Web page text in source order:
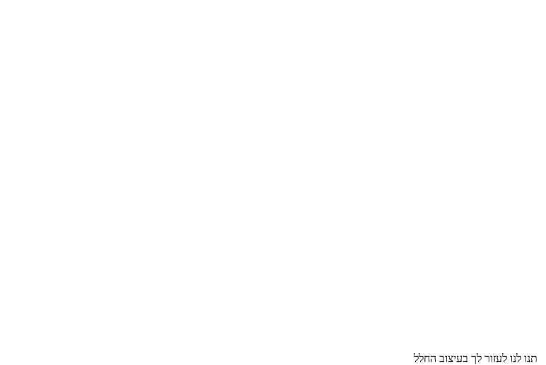
תנו לנו לעזור לך בעיצוב החלל